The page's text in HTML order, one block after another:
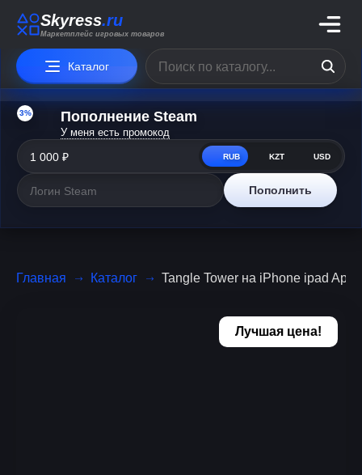
Skyress.ru
Маркетплейс игровых товаров
Каталог
3% Пополнение Steam
У меня есть промокод
RUB KZT USD
Пополнить
Главная Каталог Tangle Tower на iPhone ipad
Лучшая цена!